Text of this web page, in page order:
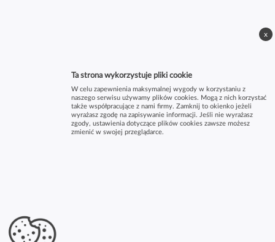
Ta strona wykorzystuje pliki cookie
W celu zapewnienia maksymalnej wygody w korzystaniu z
naszego serwisu używamy plików cookies. Mogą z nich korzystać
także współpracujące z nami firmy. Zamknij to okienko jeżeli
wyrażasz zgodę na zapisywanie informacji. Jeśli nie wyrażasz
zgody, ustawienia dotyczące plików cookies zawsze możesz
zmienić w swojej przeglądarce.
x